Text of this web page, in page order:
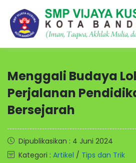
Menggali Budaya
Perjalanan
Bersejarah
Dipublikasikan : 4 Juni 2024
Kategori : Artikel / Tips dan Trik